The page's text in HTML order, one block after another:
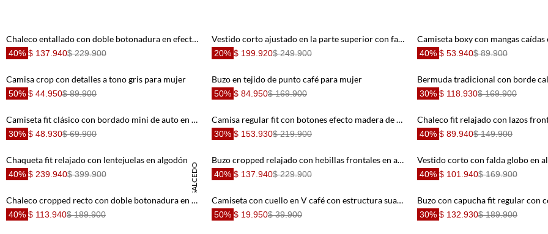
2. Blusas
Jeans Mujer
4. Chaleco
Falda
Vestido
Chaqueta
Bermuda
Camisetas Mujer
Chaleco entallado con doble botonadura en efecto cuero verde oliva para mujer
40% $ 137.940$ 229.900
Vestido corto ajustado en la parte superior con falda amplia en algodón blanco para mujer
20% $ 199.920$ 249.900 40% $ 53.940$ 89.900
Camisa crop con detalles a tono gris para mujer
50% $ 44.950$ 89.900
Buzo en tejido de punto café para mujer
50% $ 84.950$ 169.900 30% $ 118.930$ 169.900
Camiseta fit clásico con bordado mini de auto en algodón beige para hombre
30% $ 48.930$ 69.900
Camisa regular fit con botones efecto madera de algodón gris topo para hombre
30% $ 153.930$ 219.900 40% $ 89.940$ 149.900
DANIELA SALCEDO
40% $ 239.940$ 399.900
Buzo cropped relajado con hebillas frontales en algodón café para mujer
40% $ 137.940$ 229.900 40% $ 101.940$ 169.900
Chaleco cropped recto con doble botonadura en lyocell beige para mujer
40% $ 113.940$ 189.900
Camiseta con cuello en V café con estructura suave para mujer
50% $ 19.950$ 39.900 30% $ 132.930$ 189.900